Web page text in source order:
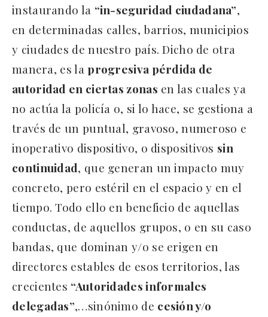
instaurando la “in-seguridad ciudadana”,
en determinadas calles, barrios, municipios
y ciudades de nuestro país. Dicho de otra
manera, es la progresiva pérdida de
autoridad en ciertas zonas en las cuales ya
no actúa la policía o, si lo hace, se gestiona a
través de un puntual, gravoso, numeroso e
inoperativo dispositivo, o dispositivos sin
continuidad, que generan un impacto muy
concreto, pero estéril en el espacio y en el
tiempo. Todo ello en beneficio de aquellas
conductas, de aquellos grupos, o en su caso
bandas, que dominan y/o se erigen en
directores estables de esos territorios, las
crecientes “Autoridades informales
delegadas”,…sinónimo de cesión y/o